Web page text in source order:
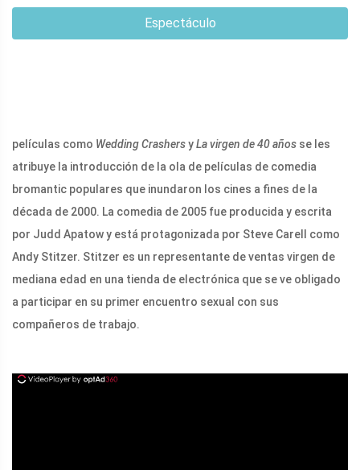
Espectáculo
películas como Wedding CrashersyLa virgen de 40 años se les
atribuye la introducción de la ola de películas de comedia
bromantic populares que inundaron los cines a fines de la
década de 2000. La comedia de 2005 fue producida y escrita
por Judd Apatow y está protagonizada por Steve Carell como
Andy Stitzer. Stitzer es un representante de ventas virgen de
mediana edad en una tienda de electrónica que se ve obligado
a participar en su primer encuentro sexual con sus
compañeros de trabajo.